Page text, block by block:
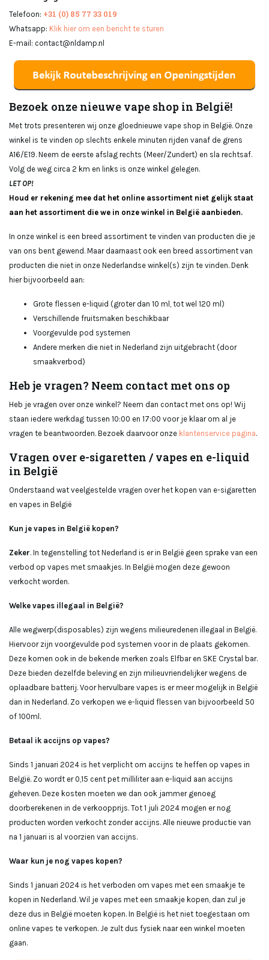
Telefoon: +31 (0) 85 77 33 019
Whatsapp: Klik hier om een bericht te sturen
E-mail: contact@nldamp.nl
Bezoek onze nieuwe vape shop in België!
Met trots presenteren wij onze gloednieuwe vape shop in België. Onze
winkel is te vinden op slechts enkele minuten rijden vanaf de grens
A16/E19. Neem de eerste afslag rechts (Meer/Zundert) en sla rechtsaf.
Volg de weg circa 2 km en links is onze winkel gelegen.
LET OP!
Houd er rekening mee dat het online assortiment niet gelijk staat
aan het assortiment die we in onze winkel in België aanbieden.
In onze winkel is een breed assortiment te vinden van producten die je
van ons bent gewend. Maar daarnaast ook een breed assortiment van
producten die niet in onze Nederlandse winkel(s) zijn te vinden. Denk
hier bijvoorbeeld aan:
Grote flessen e-liquid (groter dan 10 ml, tot wel 120 ml)
Verschillende fruitsmaken beschikbaar
Voorgevulde pod systemen
Andere merken die niet in Nederland zijn uitgebracht (door
smaakverbod)
Heb je vragen? Neem contact met ons op
Heb je vragen over onze winkel? Neem dan contact met ons op! Wij
staan iedere werkdag tussen 10:00 en 17:00 voor je klaar om al je
vragen te beantwoorden. Bezoek daarvoor onze klantenservice pagina.
Vragen over e-sigaretten / vapes en e-liquid
in België
Onderstaand wat veelgestelde vragen over het kopen van e-sigaretten
en vapes in België
Kun je vapes in België kopen?
Zeker. In tegenstelling tot Nederland is er in België geen sprake van een
verbod op vapes met smaakjes. In België mogen deze gewoon
verkocht worden.
Welke vapes illegaal in België?
Alle wegwerp(disposables) zijn wegens milieuredenen illegaal in België.
Hiervoor zijn voorgevulde pod systemen voor in de plaats gekomen.
Deze komen ook in de bekende merken zoals Elfbar en SKE Crystal bar.
Deze bieden dezelfde beleving en zijn milieuvriendelijker wegens de
oplaadbare batterij. Voor hervulbare vapes is er meer mogelijk in België
dan in Nederland. Zo verkopen we e-liquid flessen van bijvoorbeeld 50
of 100ml.
Betaal ik accijns op vapes?
Sinds 1 januari 2024 is het verplicht om accijns te heffen op vapes in
België. Zo wordt er 0,15 cent pet milliliter aan e-liquid aan accijns
geheven. Deze kosten moeten we dan ook jammer genoeg
doorberekenen in de verkoopprijs. Tot 1 juli 2024 mogen er nog
producten worden verkocht zonder accijns. Alle nieuwe productie van
na 1 januari is al voorzien van accijns.
Waar kun je nog vapes kopen?
Sinds 1 januari 2024 is het verboden om vapes met een smaakje te
kopen in Nederland. Wil je vapes met een smaakje kopen, dan zul je
deze dus in België moeten kopen. In België is het niet toegestaan om
online vapes te verkopen. Je zult dus fysiek naar een winkel moeten
gaan.